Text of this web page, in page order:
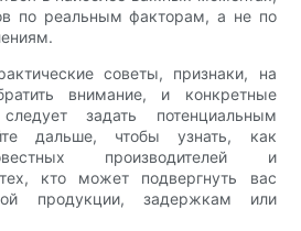
по реальным факторам, а не по
советы, признаки, на
внимание, и конкретные
задать потенциальным
дальше, чтобы узнать, как
производителей и
кто может подвергнуть вас
продукции, задержкам или